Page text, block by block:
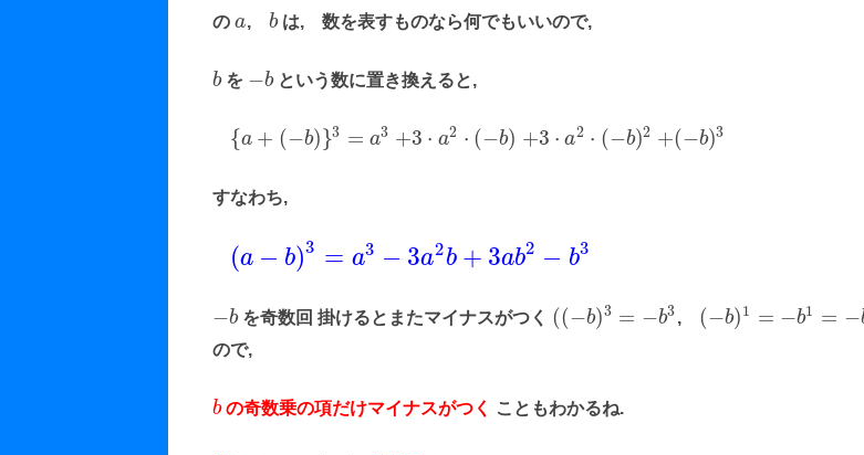
の a, bは, 数を表すものなら何でもいいので,
bを −bという数に置き換えると,
{a + (−b)}3 = a3 +3 ⋅ a2 ⋅ (−b) +3 ⋅ a2 ⋅ (−b)2 +(−b)3
すなわち,
(a − b)3 = a3 − 3a2b + 3ab2 − b3
−bを奇数回 掛けるとまたマイナスがつく ((−b)3 = −b3, (−b)1 = −b1 = −
ので,
bの奇数乗の項だけマイナスがつく こともわかるね.